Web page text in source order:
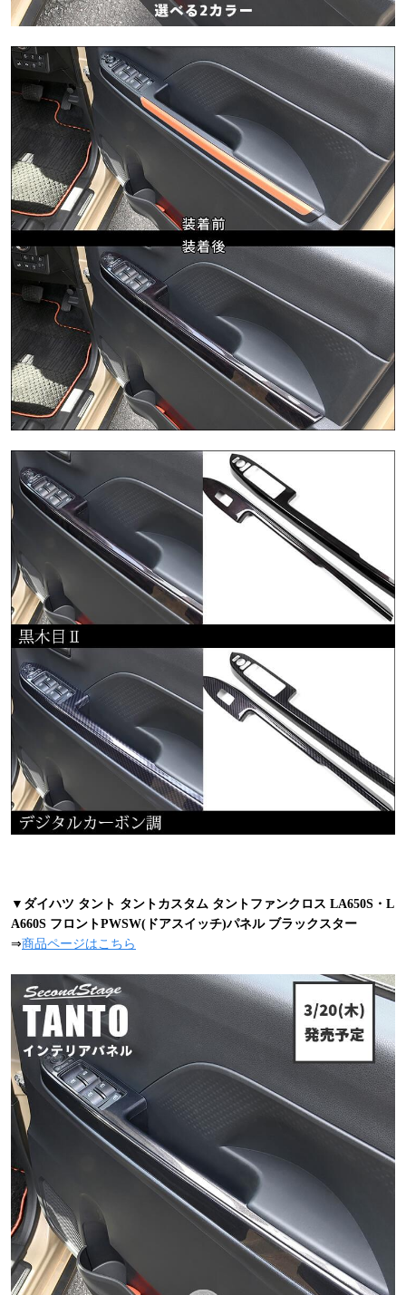
▼ダイハツ タント タントカスタム タントファンクロス LA650S・L
A660S フロントPWSW(ドアスイッチ)パネル ブラックスター
⇒商品ページはこちら